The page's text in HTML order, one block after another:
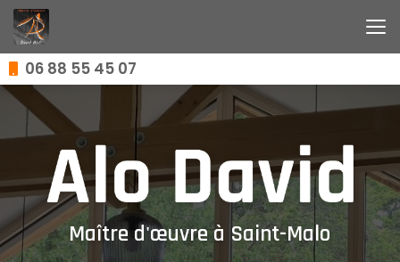
Aller
au
contenu
principal06 88 55 45 07
Maître d'œuvre à Saint-Malo